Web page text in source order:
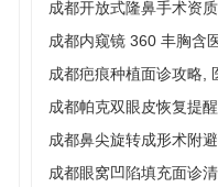
成都疤痕种植面诊攻略,
成都鼻尖旋转成形术附